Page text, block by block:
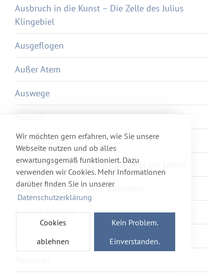
Wir möchten gern erfahren, wie Sie unsere
Webseite nutzen und ob alles
erwartungsgemäß funktioniert. Dazu
verwenden wir Cookies. Mehr Informationen
darüber finden Sie in unserer
Datenschutzerklärung
Cookies
ablehnen
Kein Problem.
Einverstanden.
Ausbruch in die Kunst – Die Zelle des Julius
Klingebiel
Ausgeflogen
Außer Atem
Auswege
Auszeit
Autobahn Ost
Awake2Paradise – Ein Reiseführer ins Leben
Away we go – Auf nach Irgendwo
Axolotl Overkill